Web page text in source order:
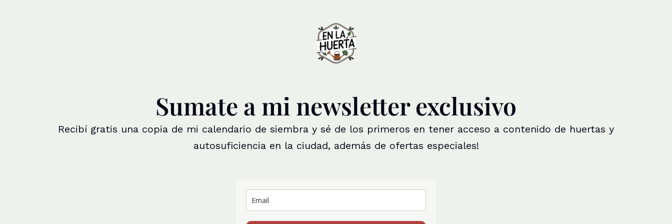
Sumate a mi newsletter exclusivo
Recibí gratis una copia de mi calendario de siembra y sé de los primeros en tener acceso a contenido de huertas y
autosuficiencia en la ciudad, además de ofertas especiales!